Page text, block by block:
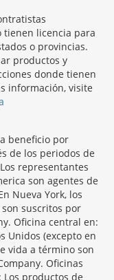
tienen licencia para
o provincias.
productos y
donde tienen
información, visite
beneficio por
de los periodos de
representantes
son agentes de
Nueva York, los
suscritos por
Oficina central en:
Unidos (excepto en
vida a término son
Oficinas
Los productos de